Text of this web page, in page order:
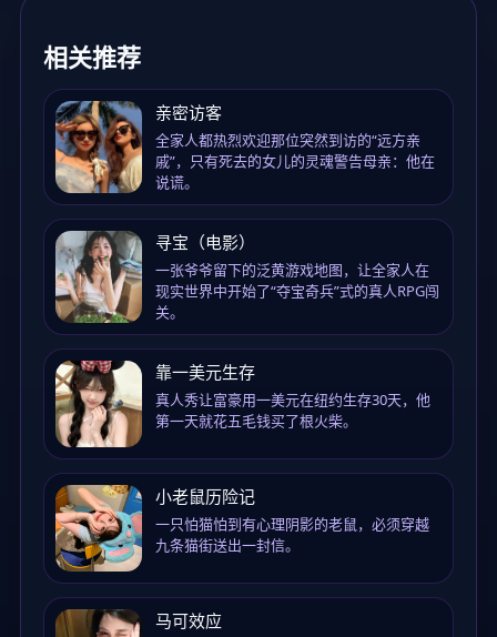
相关推荐
亲密访客
全家人都热烈欢迎那位突然到访的“远方亲
戚”，只有死去的女儿的灵魂警告母亲：他在
说谎。
寻宝（电影）
一张爷爷留下的泛黄游戏地图，让全家人在
现实世界中开始了“夺宝奇兵”式的真人RPG闯
关。
靠一美元生存
真人秀让富豪用一美元在纽约生存30天，他
第一天就花五毛钱买了根火柴。
小老鼠历险记
一只怕猫怕到有心理阴影的老鼠，必须穿越
九条猫街送出一封信。
马可效应